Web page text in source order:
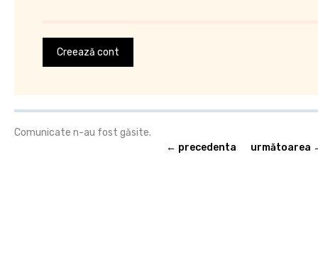
Creează cont
Comunicate n-au fost găsite.
← precedenta
următoarea